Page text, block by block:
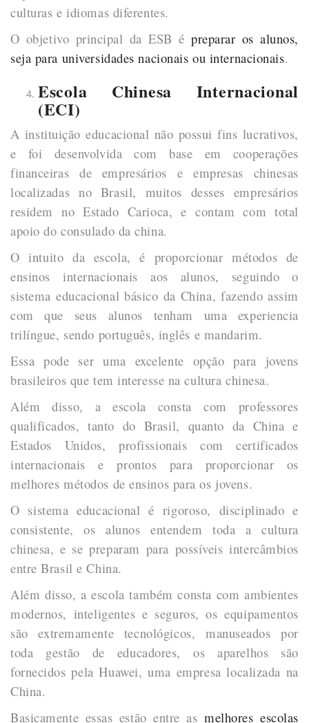
culturas e idiomas diferentes.
O objetivo principal da ESB é preparar os alunos,
seja para universidades nacionais ou internacionais.
Escola Chinesa Internacional
(ECI)
A instituição educacional não possui fins lucrativos,
e foi desenvolvida com base em cooperações
financeiras de empresários e empresas chinesas
localizadas no Brasil, muitos desses empresários
residem no Estado Carioca, e contam com total
apoio do consulado da china.
O intuito da escola, é proporcionar métodos de
ensinos internacionais aos alunos, seguindo o
sistema educacional básico da China, fazendo assim
com que seus alunos tenham uma experiencia
trilíngue, sendo português, inglês e mandarim.
Essa pode ser uma excelente opção para jovens
brasileiros que tem interesse na cultura chinesa.
Além disso, a escola consta com professores
qualificados, tanto do Brasil, quanto da China e
Estados Unidos, profissionais com certificados
internacionais e prontos para proporcionar os
melhores métodos de ensinos para os jovens.
O sistema educacional é rigoroso, disciplinado e
consistente, os alunos entendem toda a cultura
chinesa, e se preparam para possíveis intercâmbios
entre Brasil e China.
Além disso, a escola também consta com ambientes
modernos, inteligentes e seguros, os equipamentos
são extremamente tecnológicos, manuseados por
toda gestão de educadores, os aparelhos são
fornecidos pela Huawei, uma empresa localizada na
China.
Basicamente essas estão entre asmelhores escolas